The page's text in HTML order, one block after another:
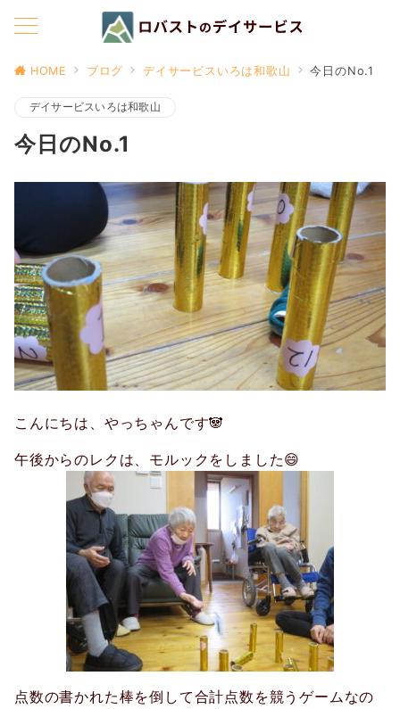
HOME ブログ デイサービスいろは和歌山 今日のNo.1
デイサービスいろは和歌山
今日のNo.1
こんにちは、やっちゃんです🐼
午後からのレクは、モルックをしました😄
点数の書かれた棒を倒して合計点数を競うゲームなの